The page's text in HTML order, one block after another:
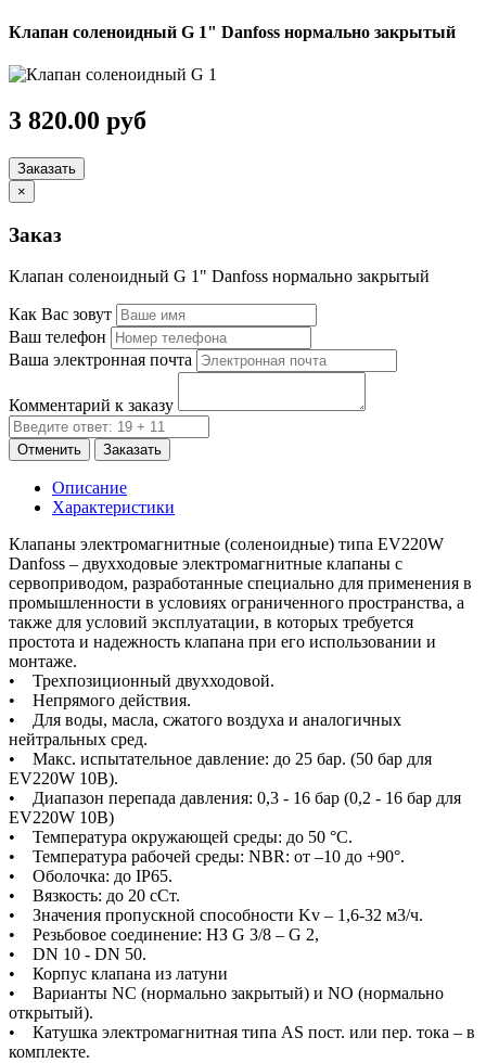
Клапан соленоидный G 1" Danfoss нормально закрытый
3 820.00 руб
Заказать
×
Заказ
Клапан соленоидный G 1" Danfoss нормально закрытый
Как Вас зовут
Ваш телефон
Ваша электронная почта
Комментарий к заказу
Отменить Заказать
Описание
Характеристики
Клапаны электромагнитные (соленоидные) типа EV220W
Danfoss – двухходовые электромагнитные клапаны с
сервоприводом, разработанные специально для применения в
промышленности в условиях ограниченного пространства, а
также для условий эксплуатации, в которых требуется
простота и надежность клапана при его использовании и
монтаже.
• Трехпозиционный двухходовой.
• Непрямого действия.
• Для воды, масла, сжатого воздуха и аналогичных
нейтральных сред.
• Макс. испытательное давление: до 25 бар. (50 бар для
EV220W 10B).
• Диапазон перепада давления: 0,3 - 16 бар (0,2 - 16 бар для
EV220W 10B)
• Температура окружающей среды: до 50 °C.
• Температура рабочей среды: NBR: от –10 до +90°.
• Оболочка: до IP65.
• Вязкость: до 20 сСт.
• Значения пропускной способности Kv – 1,6-32 м3/ч.
• Резьбовое соединение: НЗ G 3/8 – G 2,
• DN 10 - DN 50.
• Корпус клапана из латуни
• Варианты NC (нормально закрытый) и NO (нормально
открытый).
• Катушка электромагнитная типа AS пост. или пер. тока – в
комплекте.